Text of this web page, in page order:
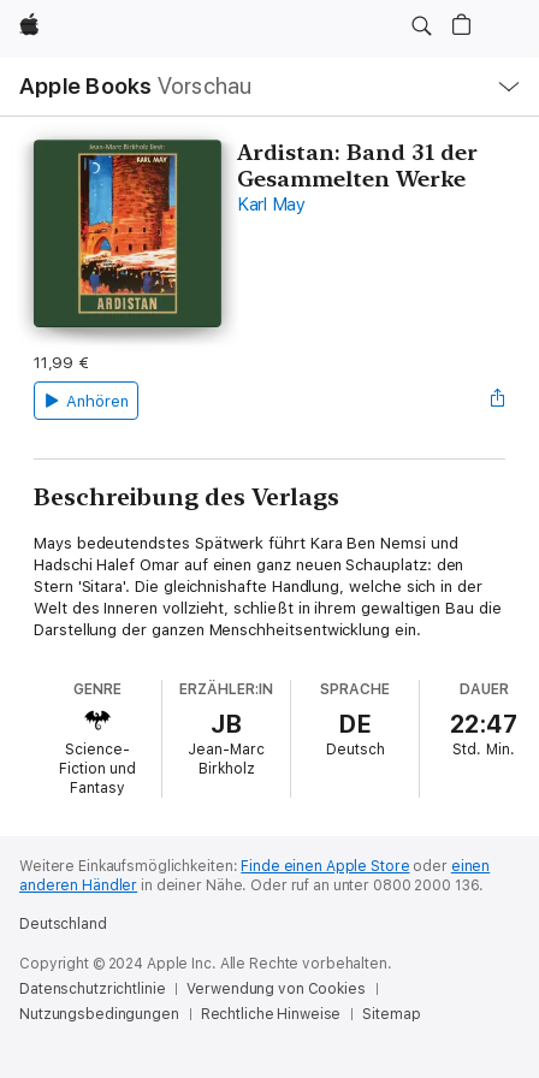
Apple
Apple Books Vorschau
Navigation
Menü
öffnen
Ardistan: Band 31 der
Gesammelten Werke
Karl May
11,99 €
Anhören
Beschreibung des Verlags
Mays bedeutendstes Spätwerk führt Kara Ben Nemsi und
Hadschi Halef Omar auf einen ganz neuen Schauplatz: den
Stern 'Sitara'. Die gleichnishafte Handlung, welche sich in der
Welt des Inneren vollzieht, schließt in ihrem gewaltigen Bau die
Darstellung der ganzen Menschheitsentwicklung ein.
GENRE
Science-
Fiction und
Fantasy
ERZÄHLER:IN
JB
Jean-Marc
Birkholz
SPRACHE
DE
Deutsch
DAUER
22:47
Std. Min.
Weitere Einkaufsmöglichkeiten:Finde einen Apple Store oder einen
anderen Händler in deiner Nähe. Oder ruf an unter 0800 2000 136.
Deutschland
Copyright © 2024 Apple Inc. Alle Rechte vorbehalten.
Datenschutzrichtlinie
Verwendung von Cookies
Nutzungsbedingungen
Rechtliche Hinweise Sitemap